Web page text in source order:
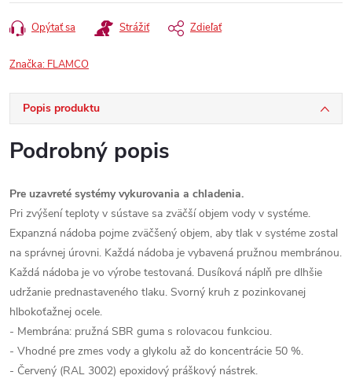
Opýtať sa Strážiť Zdieľať
Značka: FLAMCO
Popis produktu
Podrobný popis
Pre uzavreté systémy vykurovania a chladenia.
Pri zvýšení teploty v sústave sa zväčší objem vody v systéme.
Expanzná nádoba pojme zväčšený objem, aby tlak v systéme zostal
na správnej úrovni. Každá nádoba je vybavená pružnou membránou.
Každá nádoba je vo výrobe testovaná. Dusíková náplň pre dlhšie
udržanie prednastaveného tlaku. Svorný kruh z pozinkovanej
hlbokoťažnej ocele.
- Membrána: pružná SBR guma s rolovacou funkciou.
- Vhodné pre zmes vody a glykolu až do koncentrácie 50 %.
- Červený (RAL 3002) epoxidový práškový nástrek.